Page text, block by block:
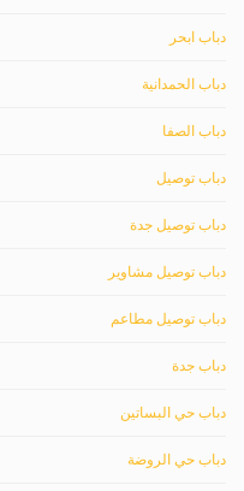
دباب ابحر
دباب الحمدانية
دباب الصفا
دباب توصيل
دباب توصيل جدة
دباب توصيل مشاوير
دباب توصيل مطاعم
دباب جدة
دباب حي البساتين
دباب حي الروضة